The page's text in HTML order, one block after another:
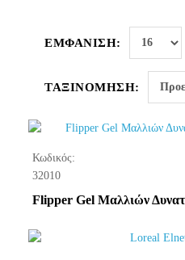
ΕΜΦΆΝΙΣΗ:
ΤΑΞΙΝΌΜΗΣΗ:
Κωδικός:
32010
Flipper Gel Μαλλιών